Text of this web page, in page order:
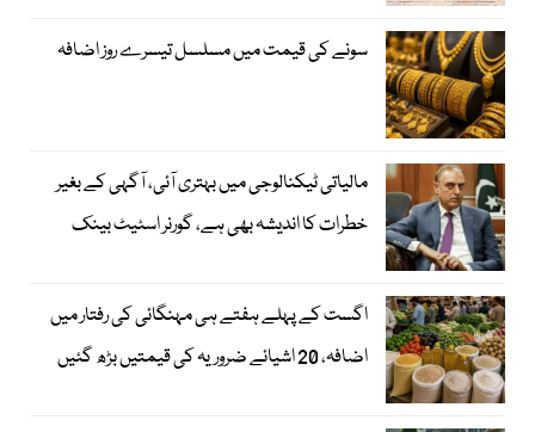
سونے کی قیمت میں مسلسل تیسرے روز اضافہ
مالیاتی ٹیکنالوجی میں بہتری آئی، آگہی کے بغیر
خطرات کا اندیشہ بھی ہے، گورنر اسٹیٹ بینک
اگست کے پہلے ہفتے ہی مہنگائی کی رفتار میں
اضافہ، 20 اشیائے ضروریہ کی قیمتیں بڑھ گئیں